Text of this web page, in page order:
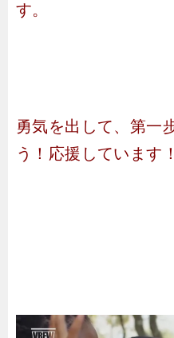
す。
勇気を出して、第一
う！応援しています！